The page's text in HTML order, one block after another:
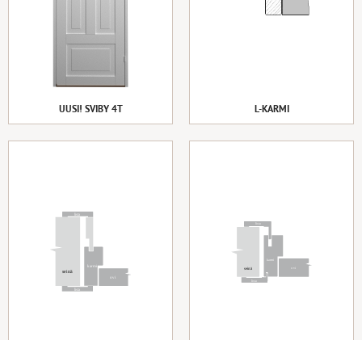
UUSI! SVIBY 4T L-KARMI